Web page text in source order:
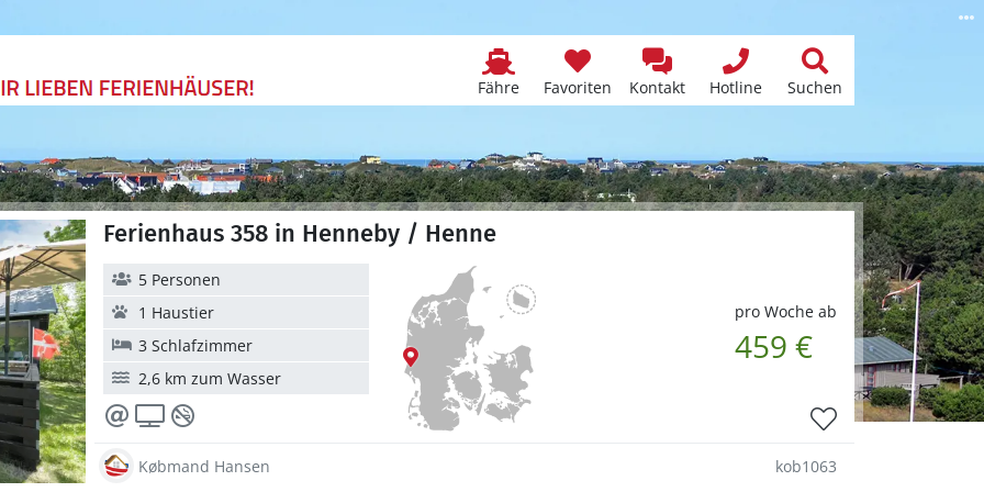
Fähre Favoriten Kontakt Hotline Suchen
Ferienhaus 358 in Henneby / Henne
pro Woche ab
459 €
5 Personen
1 Haustier
3 Schlafzimmer
2,6 km zum Wasser
Købmand Hansen kob1063